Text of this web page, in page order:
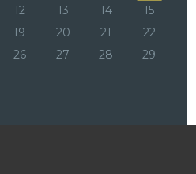
12 13 14
15
19 20 21
22
26 27 28
29